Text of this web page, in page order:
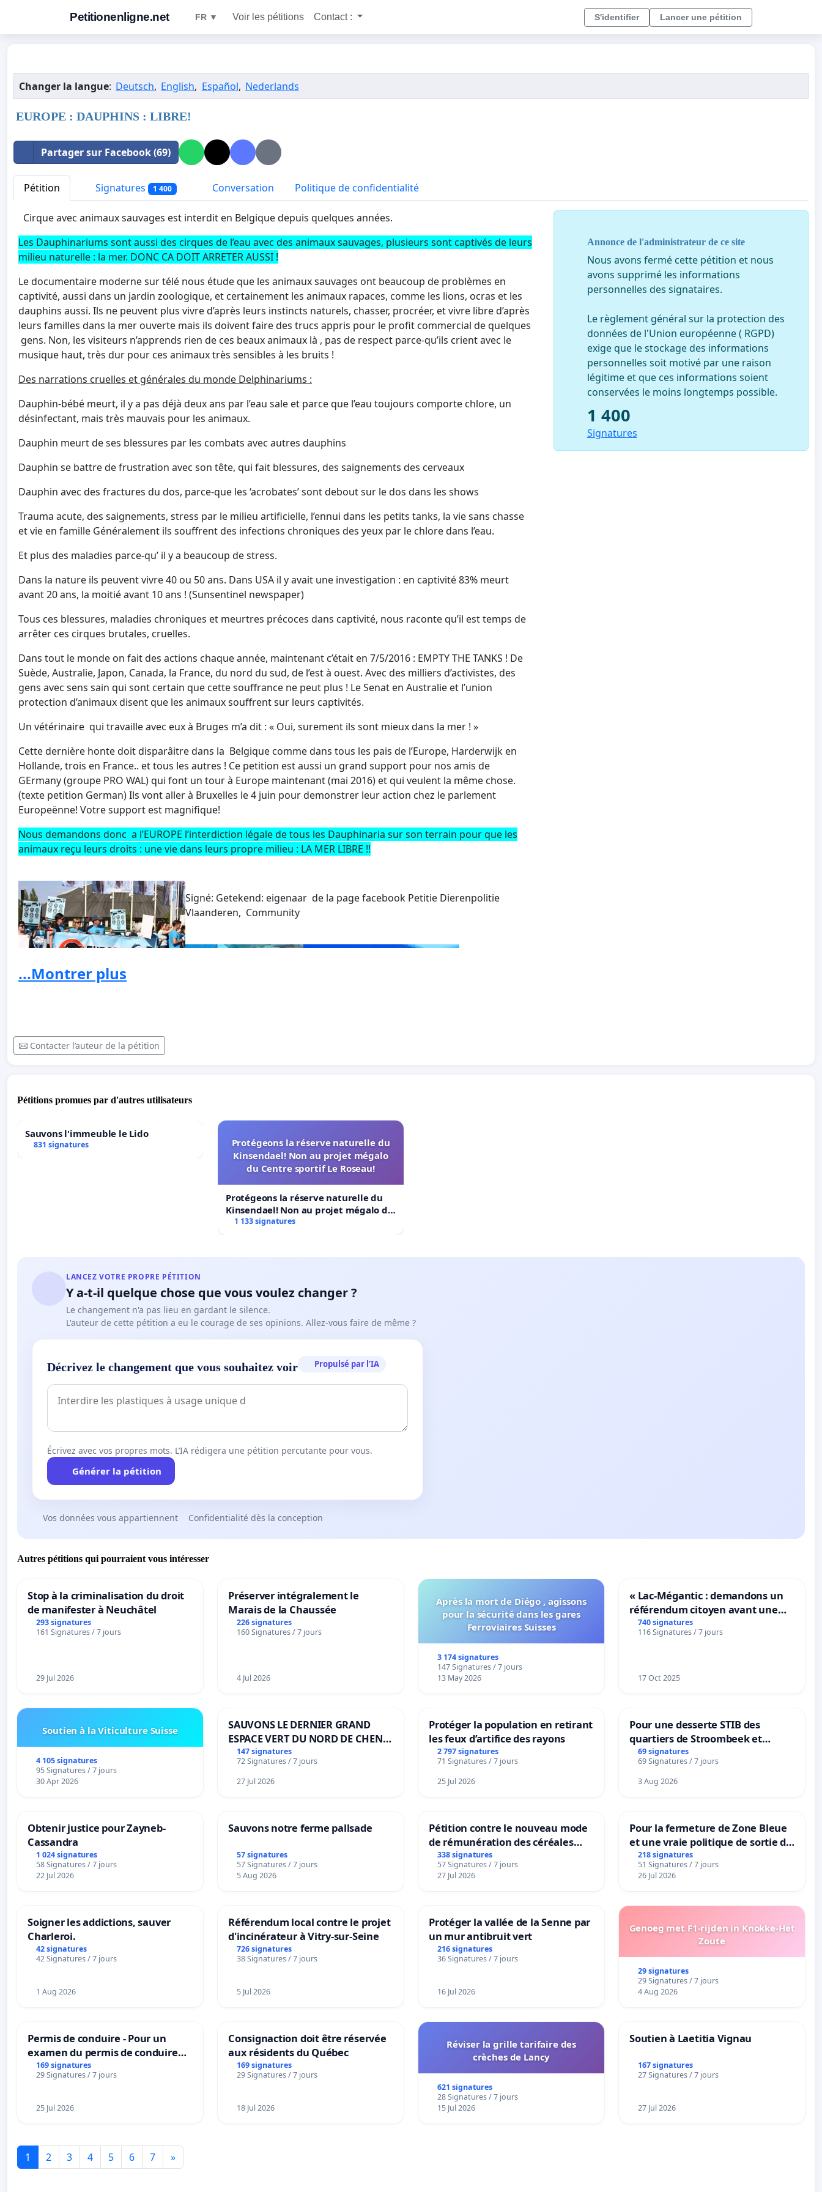
Petitionenligne.net FR ▼ Voir les pétitions Contact : S'identifier Lancer une pétition
Changer la langue: Deutsch, English, Español, Nederlands
EUROPE : DAUPHINS : LIBRE!
Partager sur Facebook (69)
Pétition Signatures 1 400 Conversation Politique de confidentialité
Cirque avec animaux sauvages est interdit en Belgique depuis quelques années.
Les Dauphinariums sont aussi des cirques de l’eau avec des animaux sauvages, plusieurs sont captivés de leurs
milieu naturelle : la mer. DONC CA DOIT ARRETER AUSSI !
Le documentaire moderne sur télé nous étude que les animaux sauvages ont beaucoup de problèmes en
captivité, aussi dans un jardin zoologique, et certainement les animaux rapaces, comme les lions, ocras et les
dauphins aussi. Ils ne peuvent plus vivre d’après leurs instincts naturels, chasser, procréer, et vivre libre d’après
leurs familles dans la mer ouverte mais ils doivent faire des trucs appris pour le profit commercial de quelques
gens. Non, les visiteurs n’apprends rien de ces beaux animaux là , pas de respect parce-qu’ils crient avec le
musique haut, très dur pour ces animaux très sensibles à les bruits !
Des narrations cruelles et générales du monde Delphinariums :
Dauphin-bébé meurt, il y a pas déjà deux ans par l’eau sale et parce que l’eau toujours comporte chlore, un
désinfectant, mais très mauvais pour les animaux.
Dauphin meurt de ses blessures par les combats avec autres dauphins
Dauphin se battre de frustration avec son tête, qui fait blessures, des saignements des cerveaux
Dauphin avec des fractures du dos, parce-que les ‘acrobates’ sont debout sur le dos dans les shows
Trauma acute, des saignements, stress par le milieu artificielle, l’ennui dans les petits tanks, la vie sans chasse
et vie en famille Généralement ils souffrent des infections chroniques des yeux par le chlore dans l’eau.
Et plus des maladies parce-qu’ il y a beaucoup de stress.
Dans la nature ils peuvent vivre 40 ou 50 ans. Dans USA il y avait une investigation : en captivité 83% meurt
avant 20 ans, la moitié avant 10 ans ! (Sunsentinel newspaper)
Tous ces blessures, maladies chroniques et meurtres précoces dans captivité, nous raconte qu’il est temps de
arrêter ces cirques brutales, cruelles.
Dans tout le monde on fait des actions chaque année, maintenant c’était en 7/5/2016 : EMPTY THE TANKS ! De
Suède, Australie, Japon, Canada, la France, du nord du sud, de l’est à ouest. Avec des milliers d’activistes, des
gens avec sens sain qui sont certain que cette souffrance ne peut plus ! Le Senat en Australie et l’union
protection d’animaux disent que les animaux souffrent sur leurs captivités.
Un vétérinaire qui travaille avec eux à Bruges m’a dit : « Oui, surement ils sont mieux dans la mer ! »
Cette dernière honte doit disparâitre dans la Belgique comme dans tous les pais de l’Europe, Harderwijk en
Hollande, trois en France.. et tous les autres ! Ce petition est aussi un grand support pour nos amis de
GErmany (groupe PRO WAL) qui font un tour à Europe maintenant (mai 2016) et qui veulent la même chose.
(texte petition German) Ils vont aller à Bruxelles le 4 juin pour demonstrer leur action chez le parlement
Europeënne! Votre support est magnifique!
Nous demandons donc a l’EUROPE l’interdiction légale de tous les Dauphinaria sur son terrain pour que les
animaux reçu leurs droits : une vie dans leurs propre milieu : LA MER LIBRE !!
Signé: Getekend: eigenaar de la page facebook Petitie Dierenpolitie
Vlaanderen, Community
...Montrer plus
Contacter l’auteur de la pétition
Annonce de l'administrateur de ce site
Nous avons fermé cette pétition et nous
avons supprimé les informations
personnelles des signataires.
Le règlement général sur la protection des
données de l'Union européenne ( RGPD)
exige que le stockage des informations
personnelles soit motivé par une raison
légitime et que ces informations soient
conservées le moins longtemps possible.
1 400
Signatures
Pétitions promues par d'autres utilisateurs
Sauvons l'immeuble le Lido
831 signatures
Protégeons la réserve naturelle du
Kinsendael! Non au projet mégalo
du Centre sportif Le Roseau!
Protégeons la réserve naturelle du
Kinsendael! Non au projet mégalo du
Centre sportif Le Roseau!
1 133 signatures
LANCEZ VOTRE PROPRE PÉTITION
Y a-t-il quelque chose que vous voulez changer ?
Le changement n'a pas lieu en gardant le silence.
L'auteur de cette pétition a eu le courage de ses opinions. Allez-vous faire de même ?
Décrivez le changement que vous souhaitez voir Propulsé par l’IA
Écrivez avec vos propres mots. L’IA rédigera une pétition percutante pour vous.
Générer la pétition
Vos données vous appartiennent Confidentialité dès la conception
Autres pétitions qui pourraient vous intéresser
Stop à la criminalisation du droit
de manifester à Neuchâtel
293 signatures
161 Signatures / 7 jours
29 Jul 2026
Préserver intégralement le
Marais de la Chaussée
226 signatures
160 Signatures / 7 jours
4 Jul 2026
Après la mort de Diégo , agissons
pour la sécurité dans les gares
Ferroviaires Suisses
3 174 signatures
147 Signatures / 7 jours
13 May 2026
« Lac-Mégantic : demandons un
référendum citoyen avant une
transformation irréversible de
notre territoire »
740 signatures
116 Signatures / 7 jours
17 Oct 2025
Soutien à la Viticulture Suisse
4 105 signatures
95 Signatures / 7 jours
30 Apr 2026
SAUVONS LE DERNIER GRAND
ESPACE VERT DU NORD DE CHENE-
BOUGERIES
147 signatures
72 Signatures / 7 jours
27 Jul 2026
Protéger la population en retirant
les feux d’artifice des rayons
2 797 signatures
71 Signatures / 7 jours
25 Jul 2026
Pour une desserte STIB des
quartiers de Stroombeek et
Beauval - Voor een MIVB-
bediening van de wijken
Strombeek en Het Voor
69 signatures
69 Signatures / 7 jours
3 Aug 2026
Obtenir justice pour Zayneb-
Cassandra
1 024 signatures
58 Signatures / 7 jours
22 Jul 2026
Sauvons notre ferme pallsade
57 signatures
57 Signatures / 7 jours
5 Aug 2026
Pétition contre le nouveau mode
de rémunération des céréales
panifiables de Swiss granum basé
sur la teneur en protéines
338 signatures
57 Signatures / 7 jours
27 Jul 2026
Pour la fermeture de Zone Bleue
et une vraie politique de sortie de
la dépendance
218 signatures
51 Signatures / 7 jours
26 Jul 2026
Soigner les addictions, sauver
Charleroi.
42 signatures
42 Signatures / 7 jours
1 Aug 2026
Référendum local contre le projet
d'incinérateur à Vitry-sur-Seine
726 signatures
38 Signatures / 7 jours
5 Jul 2026
Protéger la vallée de la Senne par
un mur antibruit vert
216 signatures
36 Signatures / 7 jours
16 Jul 2026
Genoeg met F1-rijden in Knokke-Het
Zoute
29 signatures
29 Signatures / 7 jours
4 Aug 2026
Permis de conduire - Pour un
examen du permis de conduire
accessible dans plusieurs langues
à Bruxelles
169 signatures
29 Signatures / 7 jours
25 Jul 2026
Consignaction doit être réservée
aux résidents du Québec
169 signatures
29 Signatures / 7 jours
18 Jul 2026
Réviser la grille tarifaire des
crèches de Lancy
621 signatures
28 Signatures / 7 jours
15 Jul 2026
Soutien à Laetitia Vignau
167 signatures
27 Signatures / 7 jours
27 Jul 2026
1 2 3 4 5 6 7 »